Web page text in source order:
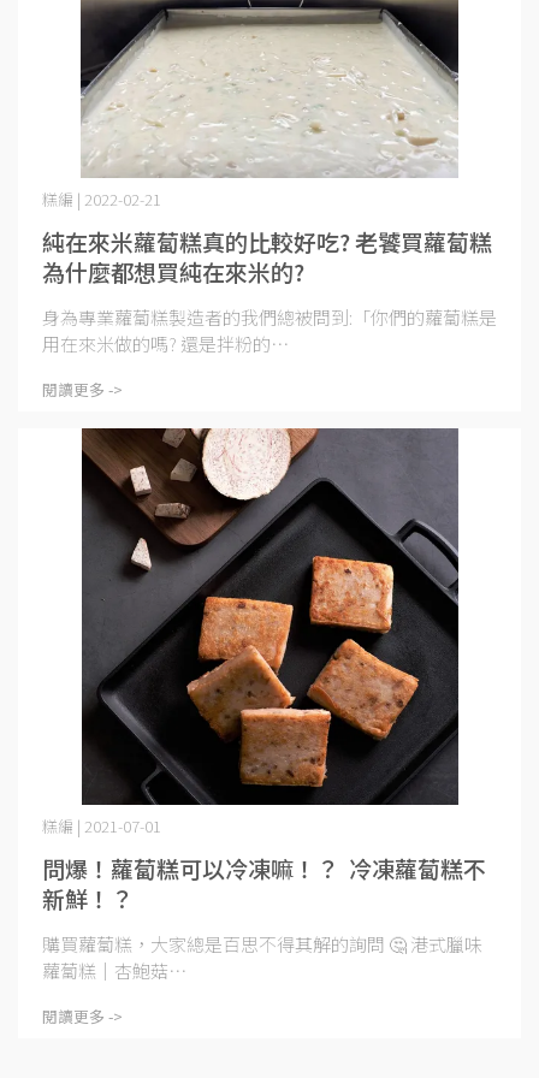
純在來米蘿蔔糕真的比較好吃? 老饕買蘿蔔糕
為什麼都想買純在來米的?
糕編 | 2022-02-21
身為專業蘿蔔糕製造者的我們總被問到:「你們的蘿蔔糕是
用在來米做的嗎? 還是拌粉的⋯
閱讀更多 ->
問爆！蘿蔔糕可以冷凍嘛！？ 冷凍蘿蔔糕不
新鮮！？
糕編 | 2021-07-01
購買蘿蔔糕，大家總是百思不得其解的詢問 🤔 港式臘味
蘿蔔糕｜杏鮑菇⋯
閱讀更多 ->